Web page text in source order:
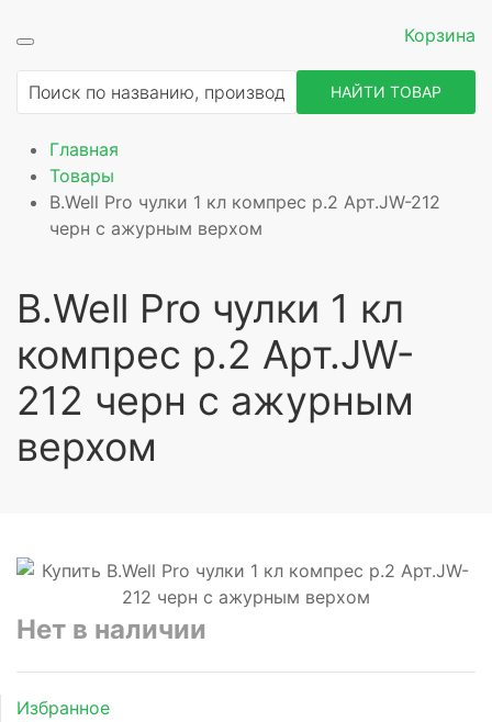
Корзина
НАЙТИ ТОВАР
Главная
Товары
B.Well Pro чулки 1 кл компрес р.2 Арт.JW-212
черн с ажурным верхом
B.Well Pro чулки 1 кл
компрес р.2 Арт.JW-
212 черн с ажурным
верхом
Нет в наличии
Избранное